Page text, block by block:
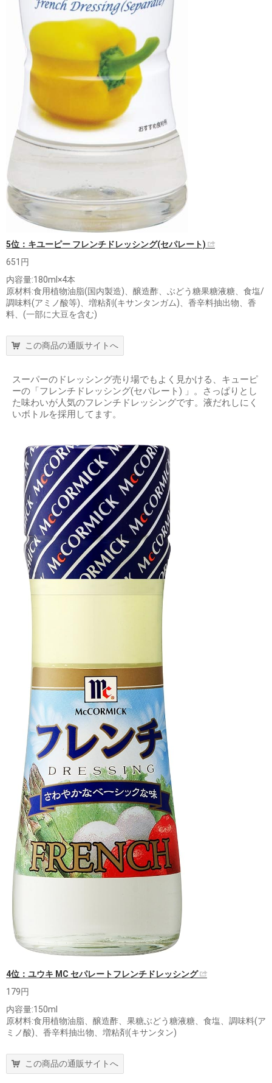
5位：キユーピー フレンチドレッシング(セパレート)
651円
内容量:180ml×4本
原材料:食用植物油脂(国内製造)、醸造酢、ぶどう糖果糖液糖、食塩/
調味料(アミノ酸等)、増粘剤(キサンタンガム)、香辛料抽出物、香
料、(一部に大豆を含む)
この商品の通販サイトへ
スーパーのドレッシング売り場でもよく見かける、キューピ
ーの「フレンチドレッシング(セパレート) 」。さっぱりとし
た味わいが人気のフレンチドレッシングです。液だれしにく
いボトルを採用してます。
4位：ユウキ MC セパレートフレンチドレッシング
179円
内容量:150ml
原材料:食用植物油脂、醸造酢、果糖ぶどう糖液糖、食塩、調味料(ア
ミノ酸)、香辛料抽出物、増粘剤(キサンタン)
この商品の通販サイトへ